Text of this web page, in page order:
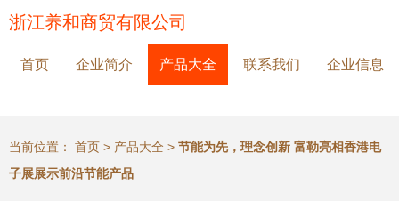
浙江养和商贸有限公司
首页 企业简介 产品大全 联系我们 企业信息
当前位置： 首页 > 产品大全 > 节能为先，理念创新 富勒亮相香港电
子展展示前沿节能产品